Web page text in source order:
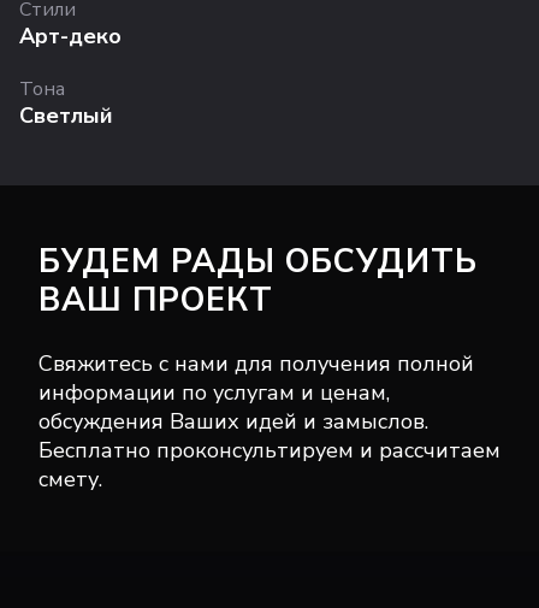
Стили
Арт-деко
Тона
Светлый
БУДЕМ РАДЫ ОБСУДИТЬ
ВАШ ПРОЕКТ
Свяжитесь с нами для получения полной
информации по услугам и ценам,
обсуждения Ваших идей и замыслов.
Бесплатно проконсультируем и рассчитаем
смету.